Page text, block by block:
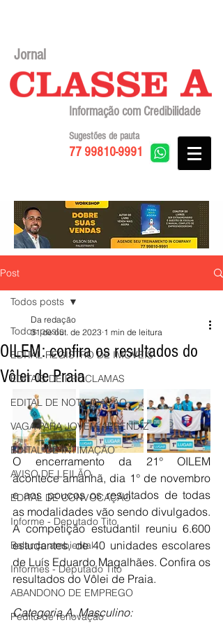
Jornal
Informação com Credibilidade
77 99810-9991
Sugestões de pauta
Post
Todos posts
EDITAL REGISTRO DE IMÓVEIS
EDITAIS DE PROCLAMAS
EDITAL DE NOTIFICAÇÃO
VAGA PARA JOVEM APRENDIZ
EDITAL DE INTIMAÇÃO
AVISO DE LEILÃO
EDITAL DE CONVOCAÇÃO
Informe - Deputado Tito
Balanço ambiental
Informes - Deputado Tito
ABANDONO DE EMPREGO
Pedito de renovação
Todos posts
OILEM: confira os resultados do
Vôlei de Praia
Da redação
31 de out. de 2023 1 min de leitura
O encerramento da 21° OILEM
acontece amanhã, dia 1° de novembro
e aos poucos os resultados de todas
as modalidades vão sendo divulgados.
A competição estudantil reuniu 6.600
estudantes, de 40 unidades escolares
de Luís Eduardo Magalhães. Confira os
resultados do Vôlei de Praia.
Categoria A, Masculino: